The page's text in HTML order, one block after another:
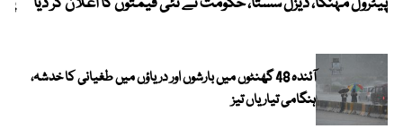
آئندہ 48 گھنٹوں میں بارشوں اور دریاؤں میں طغیانی کا خدشہ،
ہنگامی تیاریاں تیز